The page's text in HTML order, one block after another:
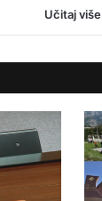
Učitaj više